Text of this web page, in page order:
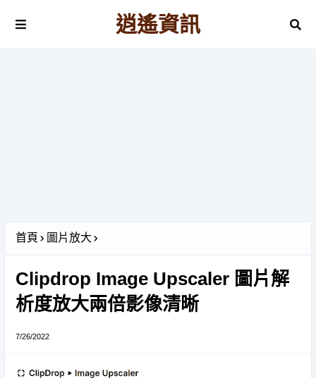
逍遙資訊
首頁 圖片放大
Clipdrop Image Upscaler 圖片解
析度放大兩倍影像清晰
7/26/2022